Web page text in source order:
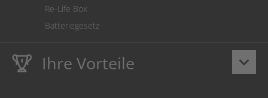
Re-Life Box
Batteriegesetz
keyboard_arrow_down
Ihre Vorteile